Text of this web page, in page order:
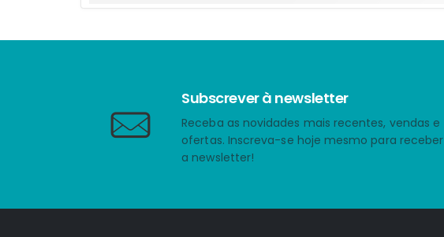
Subscrever à newsletter
Receba as novidades mais recentes, vendas e
ofertas. Inscreva-se hoje mesmo para receber
a newsletter!